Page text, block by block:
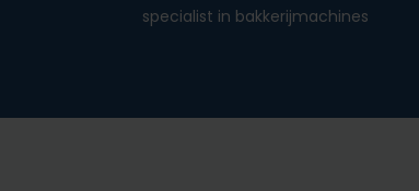
specialist in bakkerijmachines